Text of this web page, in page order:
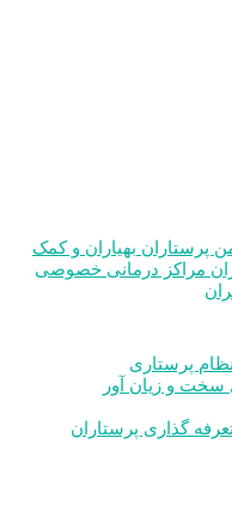
پرستاری
سخت و زیان آور
گذاری پرستاران